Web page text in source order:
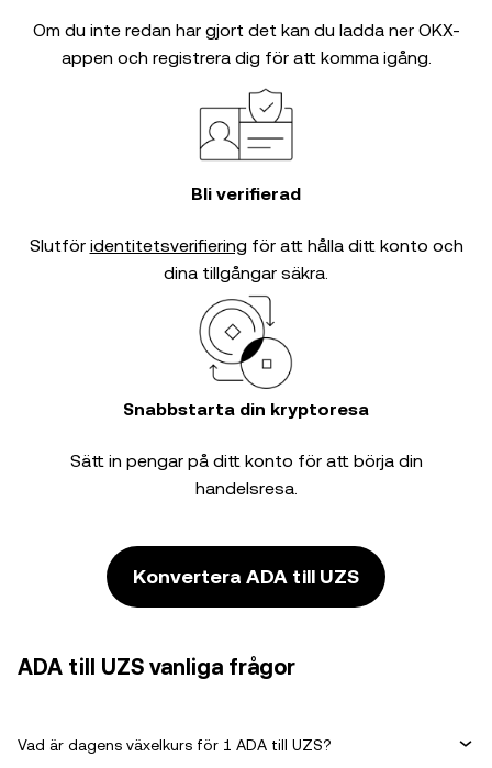
Om du inte redan har gjort det kan du ladda ner OKX-
appen och registrera dig för att komma igång.
Bli verifierad
Slutför identitetsverifiering för att hålla ditt konto och
dina tillgångar säkra.
Snabbstarta din kryptoresa
Sätt in pengar på ditt konto för att börja din
handelsresa.
Konvertera ADA till UZS
ADA till UZS vanliga frågor
Vad är dagens växelkurs för 1 ADA till UZS?